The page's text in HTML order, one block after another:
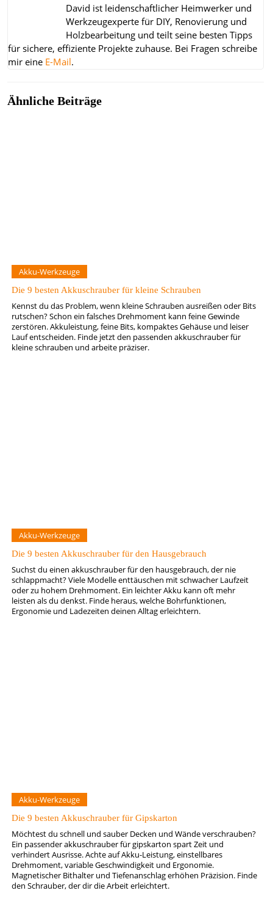
David ist leidenschaftlicher Heimwerker und
Werkzeugexperte für DIY, Renovierung und
Holzbearbeitung und teilt seine besten Tipps
für sichere, effiziente Projekte zuhause. Bei Fragen schreibe
mir eine E-Mail.
Ähnliche Beiträge
Akku-Werkzeuge
Die 9 besten Akkuschrauber für kleine Schrauben
Kennst du das Problem, wenn kleine Schrauben ausreißen oder Bits
rutschen? Schon ein falsches Drehmoment kann feine Gewinde
zerstören. Akkuleistung, feine Bits, kompaktes Gehäuse und leiser
Lauf entscheiden. Finde jetzt den passenden akkuschrauber für
kleine schrauben und arbeite präziser.
Akku-Werkzeuge
Die 9 besten Akkuschrauber für den Hausgebrauch
Suchst du einen akkuschrauber für den hausgebrauch, der nie
schlappmacht? Viele Modelle enttäuschen mit schwacher Laufzeit
oder zu hohem Drehmoment. Ein leichter Akku kann oft mehr
leisten als du denkst. Finde heraus, welche Bohrfunktionen,
Ergonomie und Ladezeiten deinen Alltag erleichtern.
Akku-Werkzeuge
Die 9 besten Akkuschrauber für Gipskarton
Möchtest du schnell und sauber Decken und Wände verschrauben?
Ein passender akkuschrauber für gipskarton spart Zeit und
verhindert Ausrisse. Achte auf Akku-Leistung, einstellbares
Drehmoment, variable Geschwindigkeit und Ergonomie.
Magnetischer Bithalter und Tiefenanschlag erhöhen Präzision. Finde
den Schrauber, der dir die Arbeit erleichtert.